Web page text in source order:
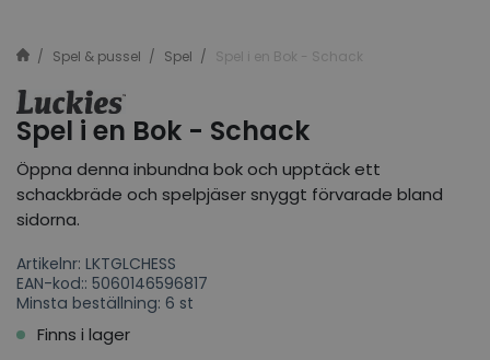
Spel & pussel Spel Spel i en Bok - Schack
Spel i en Bok - Schack
Öppna denna inbundna bok och upptäck ett
schackbräde och spelpjäser snyggt förvarade bland
sidorna.
Artikelnr: LKTGLCHESS
EAN-kod:: 5060146596817
Minsta beställning: 6 st
Finns i lager